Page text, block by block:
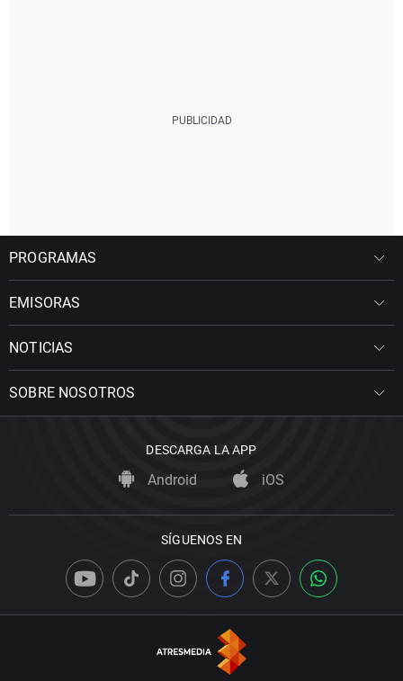
PROGRAMAS
EMISORAS
NOTICIAS
SOBRE NOSOTROS
DESCARGA LA APP
Android iOS
SÍGUENOS EN